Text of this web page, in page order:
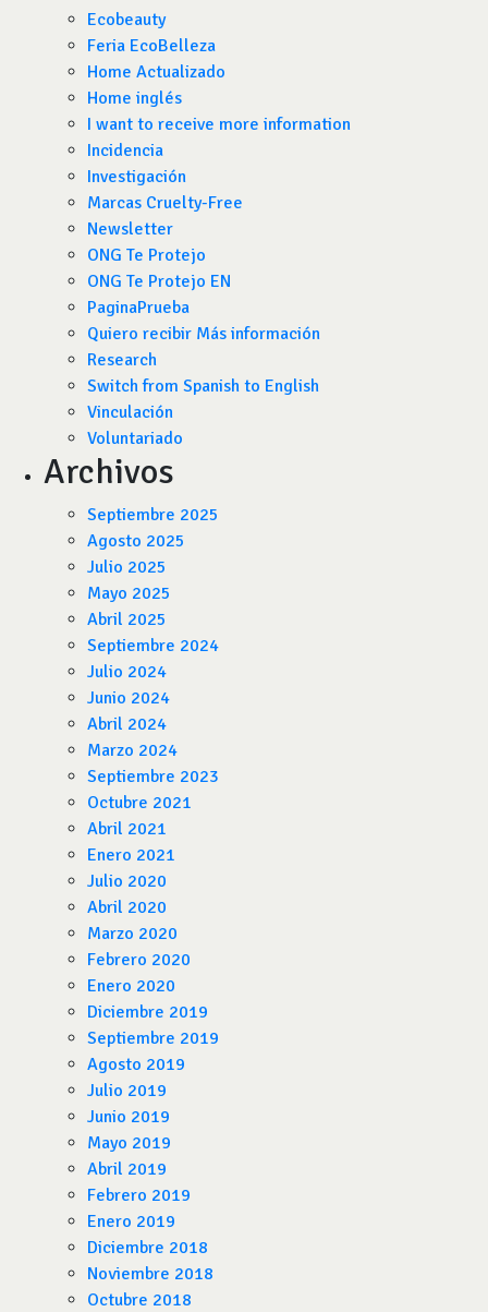
Ecobeauty
Feria EcoBelleza
Home Actualizado
Home inglés
I want to receive more information
Incidencia
Investigación
Marcas Cruelty-Free
Newsletter
ONG Te Protejo
ONG Te Protejo EN
PaginaPrueba
Quiero recibir Más información
Research
Switch from Spanish to English
Vinculación
Voluntariado
Archivos
Septiembre 2025
Agosto 2025
Julio 2025
Mayo 2025
Abril 2025
Septiembre 2024
Julio 2024
Junio 2024
Abril 2024
Marzo 2024
Septiembre 2023
Octubre 2021
Abril 2021
Enero 2021
Julio 2020
Abril 2020
Marzo 2020
Febrero 2020
Enero 2020
Diciembre 2019
Septiembre 2019
Agosto 2019
Julio 2019
Junio 2019
Mayo 2019
Abril 2019
Febrero 2019
Enero 2019
Diciembre 2018
Noviembre 2018
Octubre 2018